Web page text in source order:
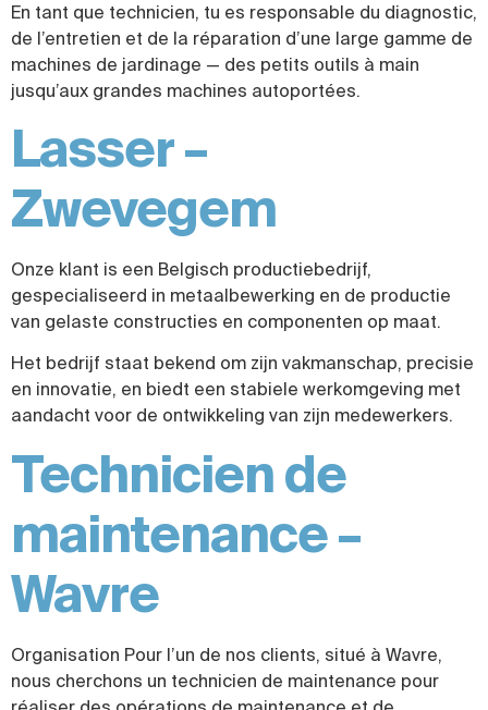
En tant que technicien, tu es responsable du diagnostic,
de l’entretien et de la réparation d’une large gamme de
machines de jardinage — des petits outils à main
jusqu’aux grandes machines autoportées.
Lasser –
Zwevegem
Onze klant is een Belgisch productiebedrijf,
gespecialiseerd in metaalbewerking en de productie
van gelaste constructies en componenten op maat.
Het bedrijf staat bekend om zijn vakmanschap, precisie
en innovatie, en biedt een stabiele werkomgeving met
aandacht voor de ontwikkeling van zijn medewerkers.
Technicien de
maintenance –
Wavre
Organisation Pour l’un de nos clients, situé à Wavre,
nous cherchons un technicien de maintenance pour